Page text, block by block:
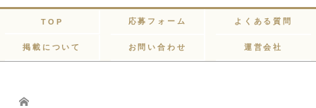
TOP 応募フォーム よくある質問
掲載について お問い合わせ 運営会社
Home